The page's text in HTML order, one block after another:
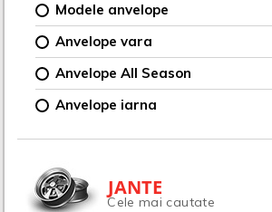
Modele anvelope
Anvelope vara
Anvelope All Season
Anvelope iarna
JANTE
Cele mai cautate